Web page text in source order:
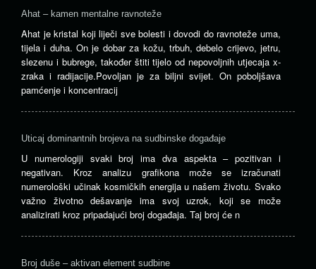
Ahat – kamen mentalne ravnoteže
Ahat je kristal koji liječi sve bolesti i dovodi do ravnoteže uma,
tijela i duha. On je dobar za kožu, trbuh, debelo crijevo, jetru,
slezenu i bubrege, također štiti tijelo od nepovoljnih utjecaja x-
zraka i radijacije.Povoljan je za biljni svijet. On poboljšava
pamćenje i koncentracij
Uticaj dominantnih brojeva na sudbinske događaje
U numerologiji svaki broj ima dva aspekta – pozitivan i
negativan. Kroz analizu grafikona može se izračunati
numerološki učinak kosmičkih energija u našem životu. Svako
važno životno dešavanje ima svoj uzrok, koji se može
analizirati kroz pripadajući broj događaja. Taj broj će n
Broj duše – aktivan element sudbine